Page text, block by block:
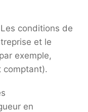
Les conditions de
et le
exemple,
comptant).
en